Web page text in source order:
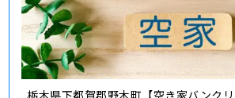
栃木県下都賀郡野木町【空き家バンクリ